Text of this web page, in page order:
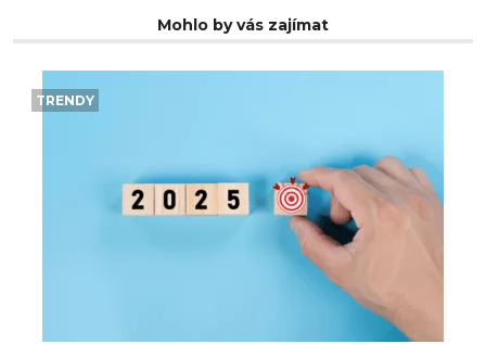
Mohlo by vás zajímat
TRENDY